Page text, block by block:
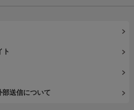
ト
部送信について